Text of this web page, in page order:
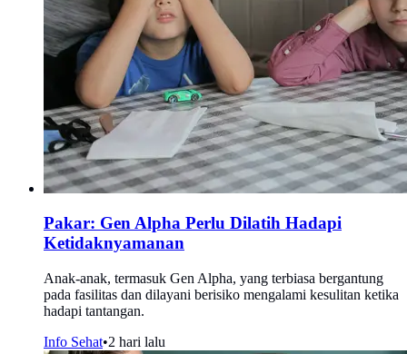
Pakar: Gen Alpha Perlu Dilatih Hadapi
Ketidaknyamanan
Anak-anak, termasuk Gen Alpha, yang terbiasa bergantung
pada fasilitas dan dilayani berisiko mengalami kesulitan ketika
hadapi tantangan.
Info Sehat•2 hari lalu